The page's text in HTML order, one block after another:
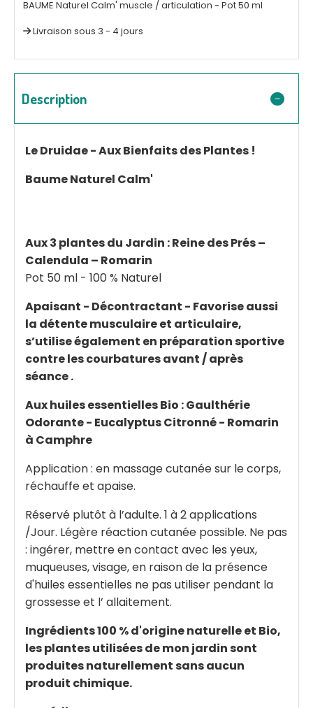
BAUME Naturel Calm' muscle / articulation - Pot 50 ml
Livraison sous 3 - 4 jours
Description
Le Druidae - Aux Bienfaits des Plantes !
Baume Naturel Calm'
Aux 3 plantes du Jardin : Reine des Prés –
Calendula – Romarin
Pot 50 ml - 100 % Naturel
Apaisant - Décontractant - Favorise aussi
la détente musculaire et articulaire,
s’utilise également en préparation sportive
contre les courbatures avant / après
séance .
Aux huiles essentielles Bio : Gaulthérie
Odorante - Eucalyptus Citronné - Romarin
à Camphre
Application : en massage cutanée sur le corps,
réchauffe et apaise.
Réservé plutôt à l’adulte. 1 à 2 applications
/Jour. Légère réaction cutanée possible. Ne pas
: ingérer, mettre en contact avec les yeux,
muqueuses, visage, en raison de la présence
d'huiles essentielles ne pas utiliser pendant la
grossesse et l’ allaitement.
Ingrédients 100 % d'origine naturelle et Bio,
les plantes utilisées de mon jardin sont
produites naturellement sans aucun
produit chimique.